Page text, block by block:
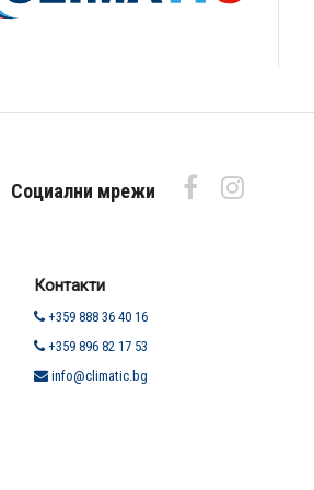
Социални мрежи
Контакти
+359 888 36 40 16
+359 896 82 17 53
info@climatic.bg